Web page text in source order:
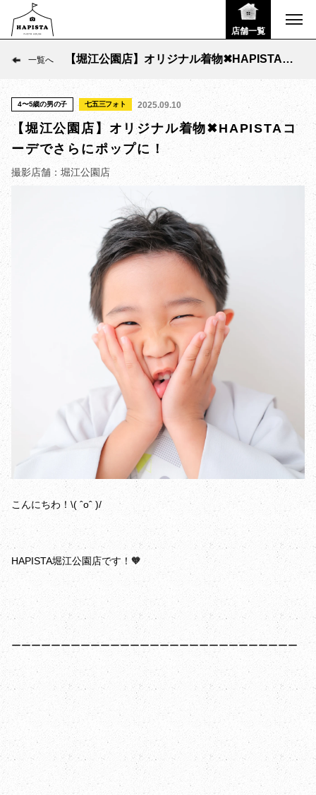
店舗一覧
一覧へ
【堀江公園店】オリジナル着物✖︎HAPISTAコ
4〜5歳の男の子 七五三フォト 2025.09.10
【堀江公園店】オリジナル着物✖︎HAPISTAコ
ーデでさらにポップに！
撮影店舗：堀江公園店
こんにちわ！\( ˆoˆ )/
HAPISTA堀江公園店です！🧡
ーーーーーーーーーーーーーーーーーーーーーーーーーーーーー